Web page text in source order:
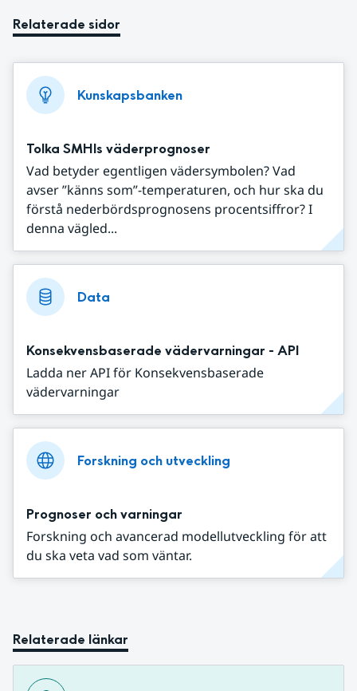
Relaterade sidor
Kunskapsbanken
Tolka SMHIs väderprognoser
Vad betyder egentligen vädersymbolen? Vad
avser ”känns som”-temperaturen, och hur ska du
förstå nederbördsprognosens procentsiffror? I
denna vägled...
Data
Konsekvensbaserade vädervarningar - API
Ladda ner API för Konsekvensbaserade
vädervarningar
Forskning och utveckling
Prognoser och varningar
Forskning och avancerad modellutveckling för att
du ska veta vad som väntar.
Relaterade länkar